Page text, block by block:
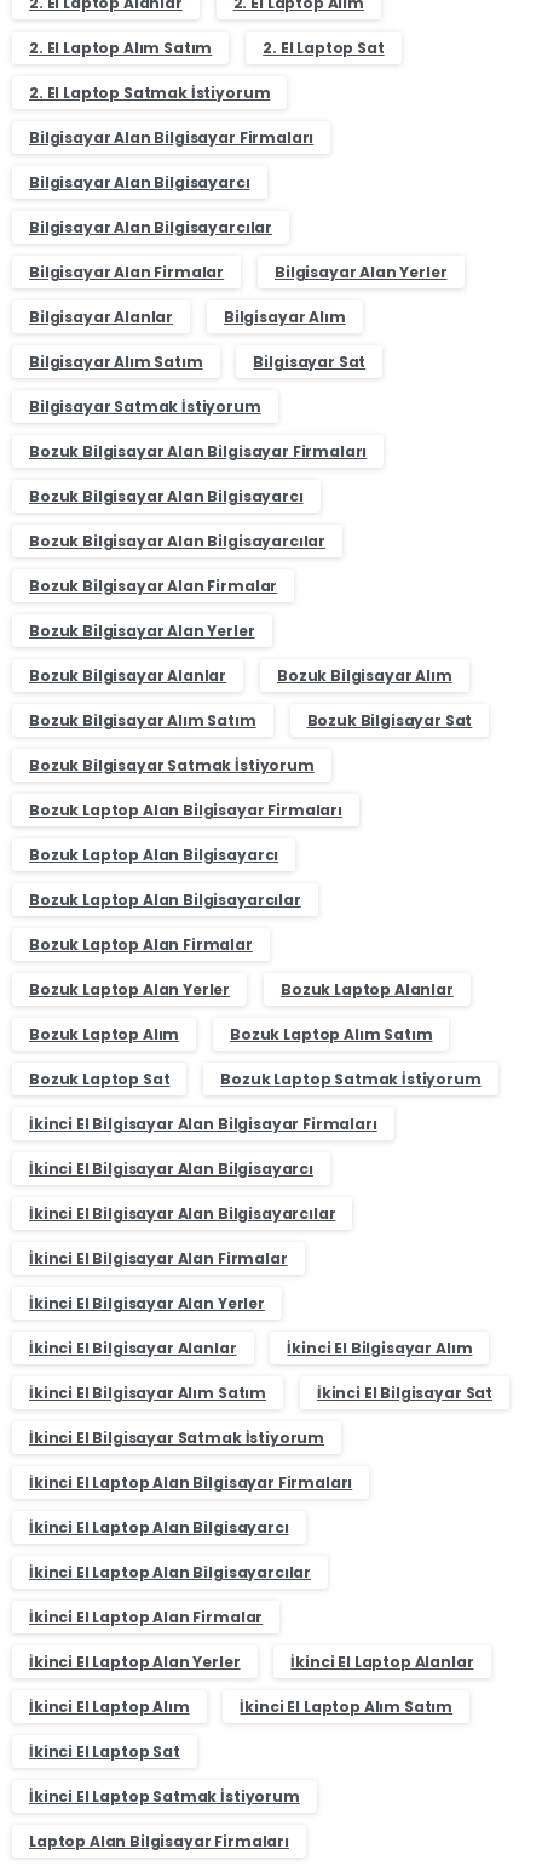
2. El Laptop Alım Satım 2. El Laptop Sat
2. El Laptop Satmak İstiyorum
Bilgisayar Alan Bilgisayar Firmaları
Bilgisayar Alan Bilgisayarcı
Bilgisayar Alan Bilgisayarcılar
Bilgisayar Alan Firmalar Bilgisayar Alan Yerler
Bilgisayar Alanlar Bilgisayar Alım
Bilgisayar Alım Satım Bilgisayar Sat
Bilgisayar Satmak İstiyorum
Bozuk Bilgisayar Alan Bilgisayar Firmaları
Bozuk Bilgisayar Alan Bilgisayarcı
Bozuk Bilgisayar Alan Bilgisayarcılar
Bozuk Bilgisayar Alan Firmalar
Bozuk Bilgisayar Alan Yerler
Bozuk Bilgisayar Alanlar Bozuk Bilgisayar Alım
Bozuk Bilgisayar Alım Satım Bozuk Bilgisayar Sat
Bozuk Bilgisayar Satmak İstiyorum
Bozuk Laptop Alan Bilgisayar Firmaları
Bozuk Laptop Alan Bilgisayarcı
Bozuk Laptop Alan Bilgisayarcılar
Bozuk Laptop Alan Firmalar
Bozuk Laptop Alan Yerler Bozuk Laptop Alanlar
Bozuk Laptop Alım Bozuk Laptop Alım Satım
Bozuk Laptop Sat Bozuk Laptop Satmak İstiyorum
İkinci El Bilgisayar Alan Bilgisayar Firmaları
İkinci El Bilgisayar Alan Bilgisayarcı
İkinci El Bilgisayar Alan Bilgisayarcılar
İkinci El Bilgisayar Alan Firmalar
İkinci El Bilgisayar Alan Yerler
İkinci El Bilgisayar Alanlar İkinci El Bilgisayar Alım
İkinci El Bilgisayar Alım Satım İkinci El Bilgisayar Sat
İkinci El Bilgisayar Satmak İstiyorum
İkinci El Laptop Alan Bilgisayar Firmaları
İkinci El Laptop Alan Bilgisayarcı
İkinci El Laptop Alan Bilgisayarcılar
İkinci El Laptop Alan Firmalar
İkinci El Laptop Alan Yerler İkinci El Laptop Alanlar
İkinci El Laptop Alım İkinci El Laptop Alım Satım
İkinci El Laptop Sat
İkinci El Laptop Satmak İstiyorum
Laptop Alan Bilgisayar Firmaları